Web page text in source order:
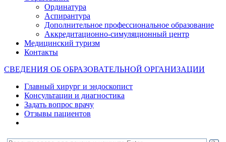
Ординатура
Аспирантура
Дополнительное профессиональное образование
Аккредитационно-симуляционный центр
Медицинский туризм
Контакты
СВЕДЕНИЯ ОБ ОБРАЗОВАТЕЛЬНОЙ ОРГАНИЗАЦИИ
Главный хирург и эндоскопист
Консультации и диагностика
Задать вопрос врачу
Отзывы пациентов